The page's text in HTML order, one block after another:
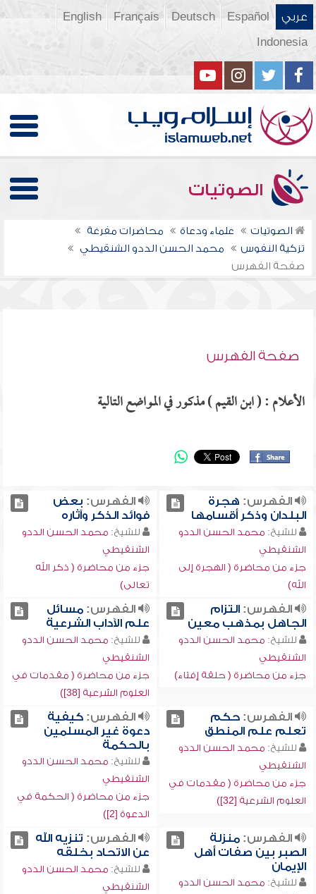
عربي Español
Deutsch
Français
English
Indonesia
الصوتيات
الصوتيات علماء ودعاة
محاضرات مفرغة
تزكية النفوس
محمد الحسن الددو الشنقيطي
صفحة الفهرس
صفحة الفهرس
الأعلام : ( ابن القيم ) مذكور في المواضع التالية
الفهرس: هجرة
البلدان وذكر أقسامها
للشيخ: محمد الحسن الددو
الشنقيطي
جزء من محاضرة ( الهجرة إلى
الله)
الفهرس: بعض
فوائد الذكر وآثاره
للشيخ: محمد الحسن الددو
الشنقيطي
جزء من محاضرة ( ذكر الله
تعالى)
الفهرس:التزام
الجاهل بمذهب معين
للشيخ: محمد الحسن الددو
الشنقيطي
جزء من محاضرة ( حلقة إفتاء)
الفهرس:مسائل
علم الآداب الشرعية
للشيخ: محمد الحسن الددو
الشنقيطي
جزء من محاضرة ( مقدمات في
العلوم الشرعية [38])
الفهرس:حكم
تعلم علم المنطق
للشيخ: محمد الحسن الددو
الشنقيطي
جزء من محاضرة ( مقدمات في
العلوم الشرعية [32])
الفهرس:كيفية
دعوة غير المسلمين
بالحكمة
للشيخ: محمد الحسن الددو
الشنقيطي
جزء من محاضرة ( الحكمة في
الدعوة [2])
الفهرس:منزلة
الصبر بين صفات أهل
الإيمان
للشيخ: محمد الحسن الددو
الفهرس: تنزيه الله
عن الاتحاد بخلقه
للشيخ: محمد الحسن الددو
الشنقيطي